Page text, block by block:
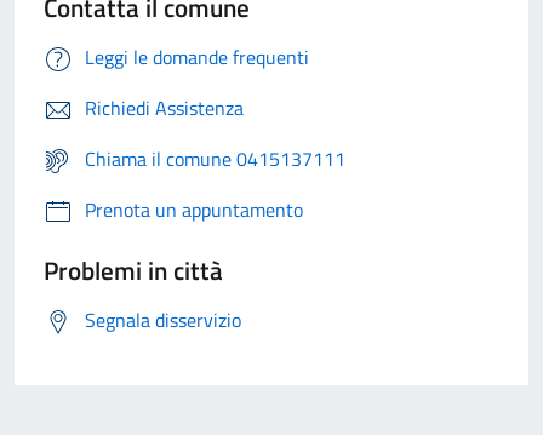
Leggi le domande frequenti
Richiedi Assistenza
Chiama il comune 0415137111
Prenota un appuntamento
Problemi in città
Segnala disservizio